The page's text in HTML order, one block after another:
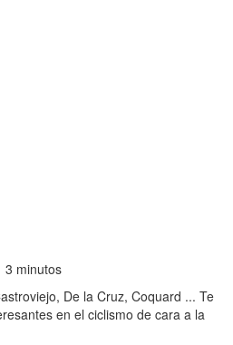
3 minutos
De la Cruz, Coquard ... Te
en el ciclismo de cara a la